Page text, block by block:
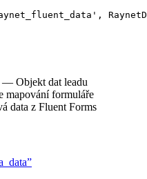
' ,
— Objekt dat leadu
formuláře
data z Fluent Forms